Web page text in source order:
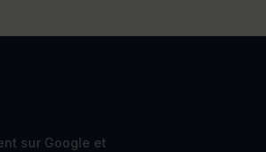
sur Google et